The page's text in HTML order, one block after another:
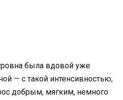
была вдовой уже
— с такой интенсивностью,
добрым, мягким, немного